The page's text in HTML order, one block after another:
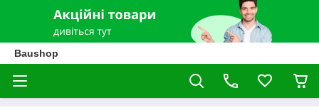
Baushop